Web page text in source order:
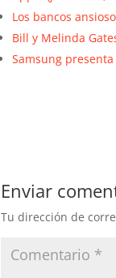
Los bancos
Bill y Melinda
Samsung
Enviar
Tu dirección de